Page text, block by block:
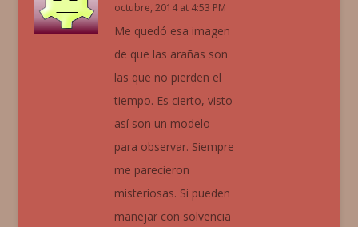
octubre, 2014 at 4:53 PM
Me quedó esa imagen
de que las arañas son
las que no pierden el
tiempo. Es cierto, visto
así son un modelo
para observar. Siempre
me parecieron
misteriosas. Si pueden
manejar con solvencia